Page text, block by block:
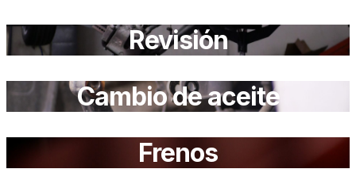
Revisión
Cambio de aceite
Frenos